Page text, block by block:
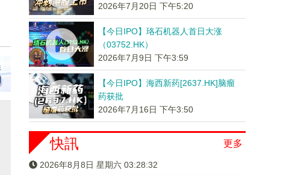
2026年7月20日 下午5:20
【今日IPO】珞石机器人首日大涨
（03752.HK）
2026年7月9日 下午3:59
【今日IPO】海西新药[2637.HK]脑瘤
药获批
2026年7月16日 下午3:50
更多
快訊
2026年8月8日 星期六 03:28:32